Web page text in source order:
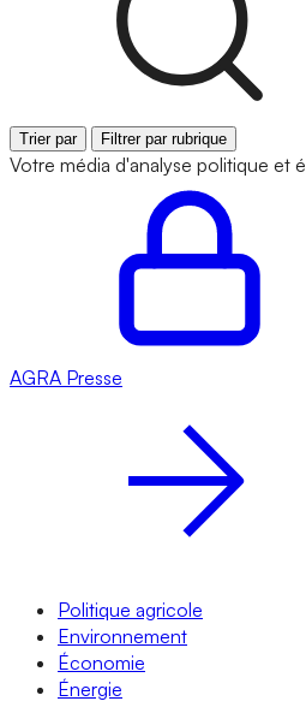
Trier par Filtrer par rubrique
Votre média d'analyse politique et
AGRA Presse
Politique agricole
Environnement
Économie
Énergie